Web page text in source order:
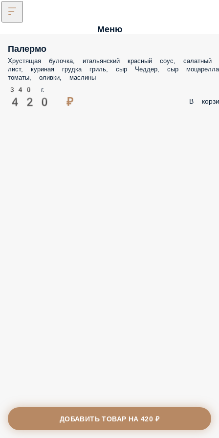
Меню
Палермо
Хрустящая булочка, итальянский красный соус, салатный
лист, куриная грудка гриль, сыр Чеддер, сыр
томаты, оливки, маслины
340 г.
420 ₽ В
ДОБАВИТЬ ТОВАР НА420 ₽